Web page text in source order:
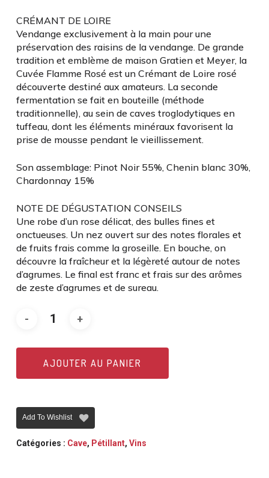
CRÉMANT DE LOIRE
Vendange exclusivement à la main pour une
préservation des raisins de la vendange. De grande
tradition et emblème de maison Gratien et Meyer, la
Cuvée Flamme Rosé est un Crémant de Loire rosé
découverte destiné aux amateurs. La seconde
fermentation se fait en bouteille (méthode
traditionnelle), au sein de caves troglodytiques en
tuffeau, dont les éléments minéraux favorisent la
prise de mousse pendant le vieillissement.
Son assemblage: Pinot Noir 55%, Chenin blanc 30%,
Chardonnay 15%
NOTE DE DÉGUSTATION CONSEILS
Une robe d’un rose délicat, des bulles fines et
onctueuses. Un nez ouvert sur des notes florales et
de fruits frais comme la groseille. En bouche, on
découvre la fraîcheur et la légèreté autour de notes
d’agrumes. Le final est franc et frais sur des arômes
de zeste d’agrumes et de sureau.
AJOUTER AU PANIER
Add To Wishlist
Catégories : Cave, Pétillant, Vins